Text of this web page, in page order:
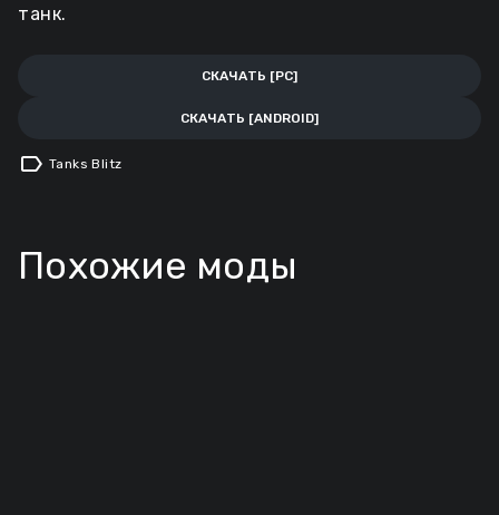
танк.
СКАЧАТЬ [PC]
СКАЧАТЬ [ANDROID]
label Tanks Blitz
Похожие моды